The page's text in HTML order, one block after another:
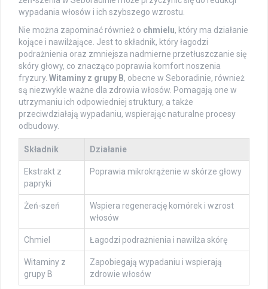
wypadania włosów i ich szybszego wzrostu.
Nie można zapominać również o chmielu, który ma działanie
kojące i nawilżające. Jest to składnik, który łagodzi
podrażnienia oraz zmniejsza nadmierne przetłuszczanie się
skóry głowy, co znacząco poprawia komfort noszenia
fryzury. Witaminy z grupy B, obecne w Seboradinie, również
są niezwykle ważne dla zdrowia włosów. Pomagają one w
utrzymaniu ich odpowiedniej struktury, a także
przeciwdziałają wypadaniu, wspierając naturalne procesy
odbudowy.
Składnik Działanie
Ekstrakt z
papryki
Poprawia mikrokrążenie w skórze głowy
Żeń-szeń
Wspiera regenerację komórek i wzrost
włosów
Chmiel Łagodzi podrażnienia i nawilża skórę
Witaminy z
grupy B
Zapobiegają wypadaniu i wspierają
zdrowie włosów